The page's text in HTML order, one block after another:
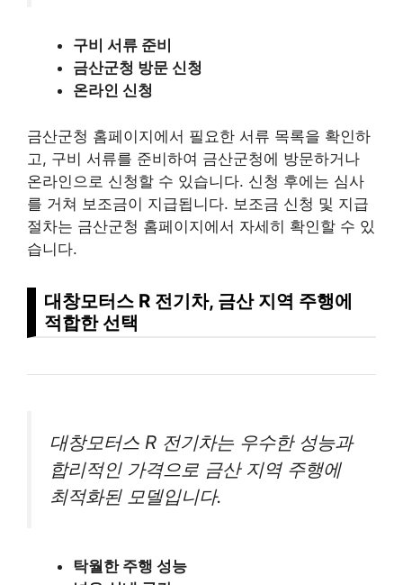
구비 서류 준비
금산군청 방문 신청
온라인 신청
금산군청 홈페이지에서 필요한 서류 목록을 확인하
고, 구비 서류를 준비하여 금산군청에 방문하거나
온라인으로 신청할 수 있습니다. 신청 후에는 심사
를 거쳐 보조금이 지급됩니다. 보조금 신청 및 지급
절차는 금산군청 홈페이지에서 자세히 확인할 수 있
습니다.
대창모터스 R 전기차, 금산 지역 주행에
적합한 선택
대창모터스 R 전기차는 우수한 성능과
합리적인 가격으로 금산 지역 주행에
최적화된 모델입니다.
탁월한 주행 성능